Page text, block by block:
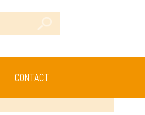
CONTACT